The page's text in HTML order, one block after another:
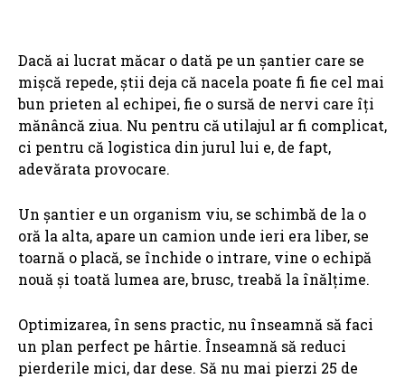
Dacă ai lucrat măcar o dată pe un șantier care se
mișcă repede, știi deja că nacela poate fi fie cel mai
bun prieten al echipei, fie o sursă de nervi care îți
mănâncă ziua. Nu pentru că utilajul ar fi complicat,
ci pentru că logistica din jurul lui e, de fapt,
adevărata provocare.
Un șantier e un organism viu, se schimbă de la o
oră la alta, apare un camion unde ieri era liber, se
toarnă o placă, se închide o intrare, vine o echipă
nouă și toată lumea are, brusc, treabă la înălțime.
Optimizarea, în sens practic, nu înseamnă să faci
un plan perfect pe hârtie. Înseamnă să reduci
pierderile mici, dar dese. Să nu mai pierzi 25 de